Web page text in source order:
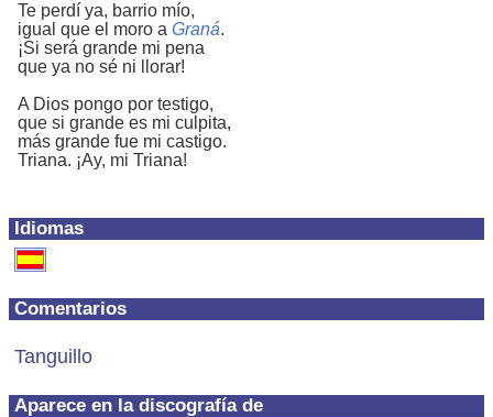
Idiomas
Comentarios
Tanguillo
Aparece en la discografía de
Te perdí ya, barrio mío,
igual que el moro a Graná.
¡Si será grande mi pena
que ya no sé ni llorar!
A Dios pongo por testigo,
que si grande es mi culpita,
más grande fue mi castigo.
Triana. ¡Ay, mi Triana!